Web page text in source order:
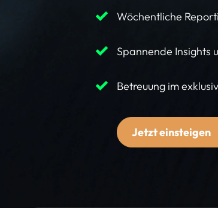
Wöchentliche
Spannende Insights
Betreuung im
Jetzt einsteigen